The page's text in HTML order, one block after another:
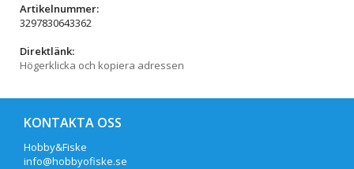
Artikelnummer:
3297830643362
Direktlänk:
Högerklicka och kopiera adressen
KONTAKTA OSS
Hobby&Fiske
info@hobbyofiske.se